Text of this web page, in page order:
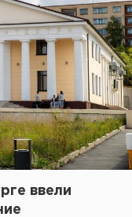
ввели